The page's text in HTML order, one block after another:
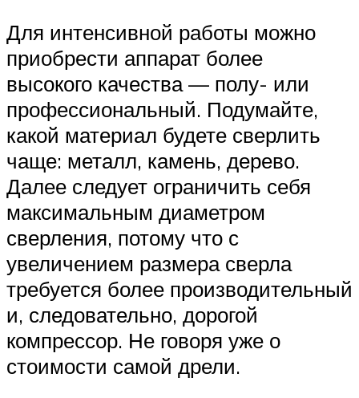
Для интенсивной работы можно
приобрести аппарат более
высокого качества — полу- или
профессиональный. Подумайте,
какой материал будете сверлить
чаще: металл, камень, дерево.
Далее следует ограничить себя
максимальным диаметром
сверления, потому что с
увеличением размера сверла
требуется более производительный
и, следовательно, дорогой
компрессор. Не говоря уже о
стоимости самой дрели.